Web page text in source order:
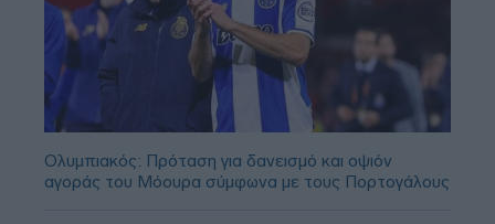
Ολυμπιακός: Πρόταση για δανεισμό και οψιόν
αγοράς του Μόουρα σύμφωνα με τους Πορτογάλους